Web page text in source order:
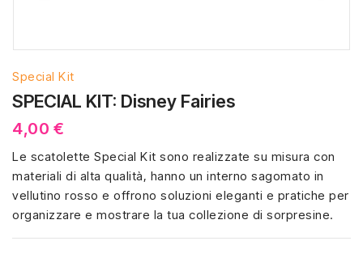
Special Kit
SPECIAL KIT: Disney Fairies
4,00 €
Le scatolette Special Kit sono realizzate su misura con
materiali di alta qualità, hanno un interno sagomato in
vellutino rosso e offrono soluzioni eleganti e pratiche per
organizzare e mostrare la tua collezione di sorpresine.